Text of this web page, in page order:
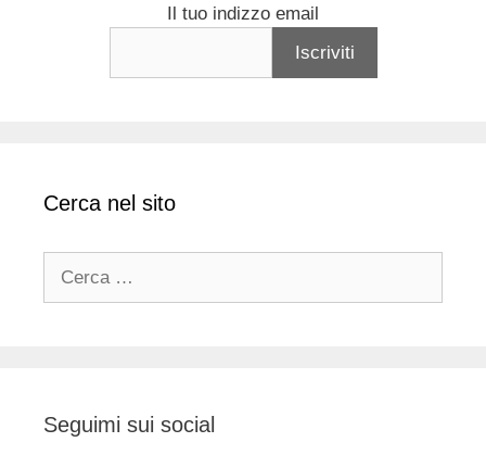
Il tuo indizzo email
Cerca nel sito
Seguimi sui social